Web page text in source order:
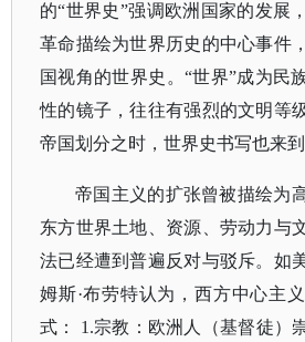
的“世界史”强调欧洲国家的发展
革命描绘为世界历史的中心事件
国视角的世界史。“世界”成为民
性的镜子，往往有强烈的文明等
帝国划分之时，世界史书写也来到
帝国主义的扩张曾被描绘为
东方世界土地、资源、劳动力与
法已经遭到普遍反对与驳斥。如
姆斯·布劳特认为，西方中心主
式： 1.宗教：欧洲人（基督徒）